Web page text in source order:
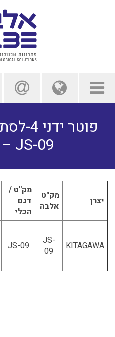
תפריטglobe
JS-09 – למכירה
יצרן
מק''ט
אלבה
מק''ט /
דגם
הכלי
KITAGAWA
JS-
09
JS-09